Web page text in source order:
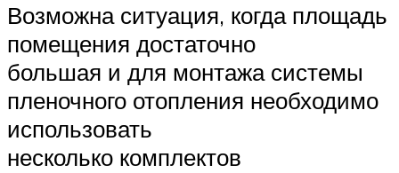
Возможна ситуация, когда площадь
помещения достаточно
большая и для монтажа системы
пленочного отопления необходимо
использовать
несколько комплектов